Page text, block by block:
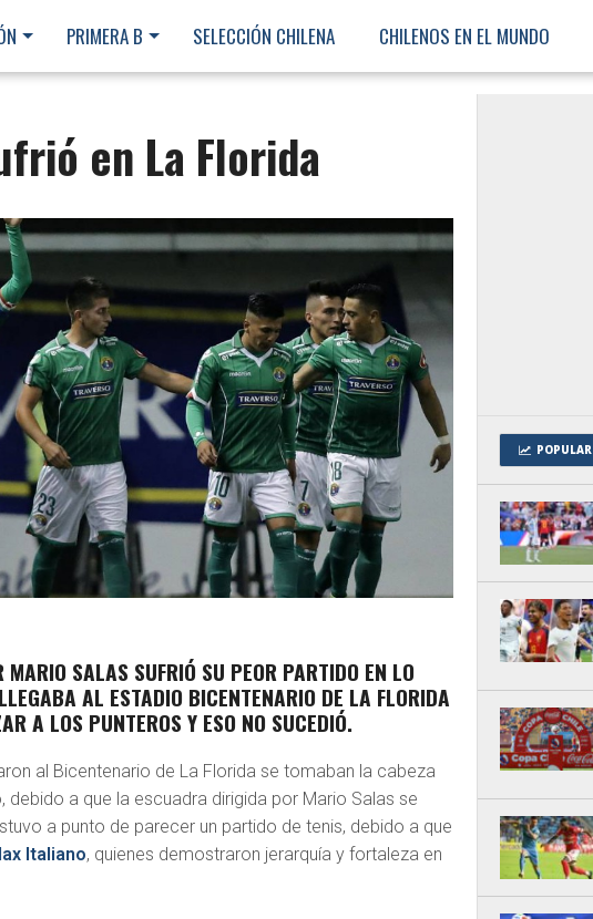
PRIMERA B SELECCIÓN CHILENA CHILENOS EN EL MUNDO
en La Florida
SALAS SUFRIÓ SU PEOR PARTIDO EN LO
AL ESTADIO BICENTENARIO DE LA FLORIDA
A LOS PUNTEROS Y ESO NO SUCEDIÓ.
al Bicentenario de La Florida se tomaban la cabeza
debido a que la escuadra dirigida por Mario Salas se
a punto de parecer un partido de tenis, debido a que
Italiano, quienes demostraron jerarquía y fortaleza en
POPULAR